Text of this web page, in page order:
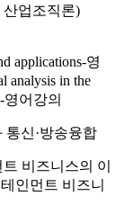
업조직론)
applications-영
analysis in the
영어강의
통신·방송융합
비즈니스의 이
인먼트 비즈니